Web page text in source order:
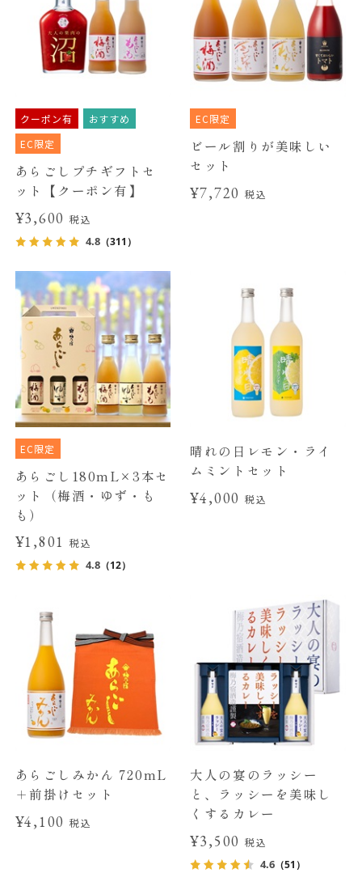
クーポン有
おすすめ
EC限定
あらごしプチギフトセ
ット【クーポン有】
¥3,600税込
4.8（311）
EC限定
ビール割りが美味しい
セット
¥7,720 税込
EC限定
あらごし180mL×3本セ
ット（梅酒・ゆず・も
も）
¥1,801税込
4.8（12）
晴れの日レモン・ライ
ムミントセット
¥4,000 税込
あらごしみかん 720mL
＋前掛けセット
¥4,100税込
大人の宴のラッシー
と、ラッシーを美味し
くするカレー
¥3,500 税込
4.6 （51）